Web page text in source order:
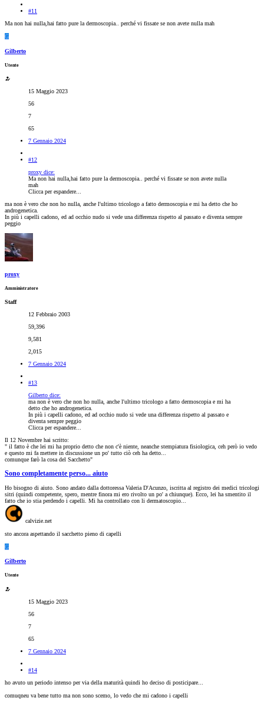
#11
Ma non hai nulla,hai fatto pure la dermoscopia.. perché vi fissate se non avete nulla mah
G
Gilberto
Utente
15 Maggio 2023
56
7
65
7 Gennaio 2024
#12
proxy dice:
Ma non hai nulla,hai fatto pure la dermoscopia.. perché vi fissate se non avete nulla
mah
Clicca per espandere...
ma non è vero che non ho nulla, anche l'ultimo tricologo a fatto dermoscopia e mi ha detto che ho
androgenetica.
In più i capelli cadono, ed ad occhio nudo si vede una differenza rispetto al passato e diventa sempre
peggio
proxy
Amministratore
Staff
12 Febbraio 2003
59,396
9,581
2,015
7 Gennaio 2024
#13
Gilberto dice:
ma non è vero che non ho nulla, anche l'ultimo tricologo a fatto dermoscopia e mi ha
detto che ho androgenetica.
In più i capelli cadono, ed ad occhio nudo si vede una differenza rispetto al passato e
diventa sempre peggio
Clicca per espandere...
Il 12 Novembre hai scritto:
" il fatto è che lei mi ha proprio detto che non c'è niente, neanche stempiatura fisiologica, ceh però io vedo
e questo mi fa mettere in discussione un po' tutto ciò ceh ha detto...
comunque farò la cosa del Sacchetto"
Sono completamente perso... aiuto
Ho bisogno di aiuto. Sono andato dalla dottoressa Valeria D'Acunzo, iscritta al registro dei medici tricologi
sitri (quindi competente, spero, mentre finora mi ero rivolto un po' a chiunque). Ecco, lei ha smentito il
fatto che io stia perdendo i capelli. Mi ha controllato con li dermatoscopio...
calvizie.net
sto ancora aspettando il sacchetto pieno di capelli
G
Gilberto
Utente
15 Maggio 2023
56
7
65
7 Gennaio 2024
#14
ho avuto un periodo intenso per via della maturità quindi ho deciso di posticipare...
comuqneu va bene tutto ma non sono scemo, lo vedo che mi cadono i capelli